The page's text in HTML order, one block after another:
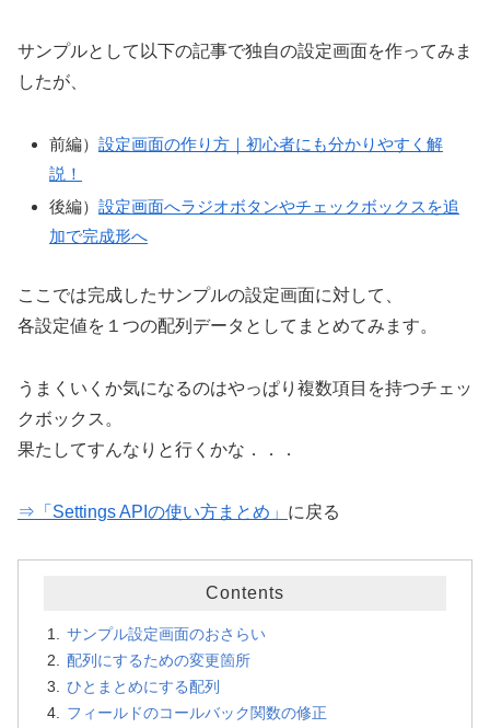
サンプルとして以下の記事で独自の設定画面を作ってみま
したが、
前編）設定画面の作り方｜初心者にも分かりやすく解
説！
後編）設定画面へラジオボタンやチェックボックスを追
加で完成形へ
ここでは完成したサンプルの設定画面に対して、
各設定値を１つの配列データとしてまとめてみます。
うまくいくか気になるのはやっぱり複数項目を持つチェッ
クボックス。
果たしてすんなりと行くかな．．．
⇒「Settings APIの使い方まとめ」 に戻る
Contents
サンプル設定画面のおさらい
配列にするための変更箇所
ひとまとめにする配列
フィールドのコールバック関数の修正